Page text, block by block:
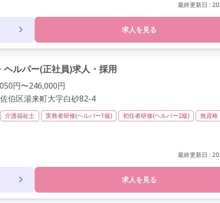
最終更新日 :
求人を見る
ルパー(正社員)求人・採用
円〜246,000円
伯区湯来町大字白砂82-4
介護福祉士 実務者研修(ヘルパー1級) 初任者研修(ヘルパー2級)
無資格
最終更新日 :
求人を見る